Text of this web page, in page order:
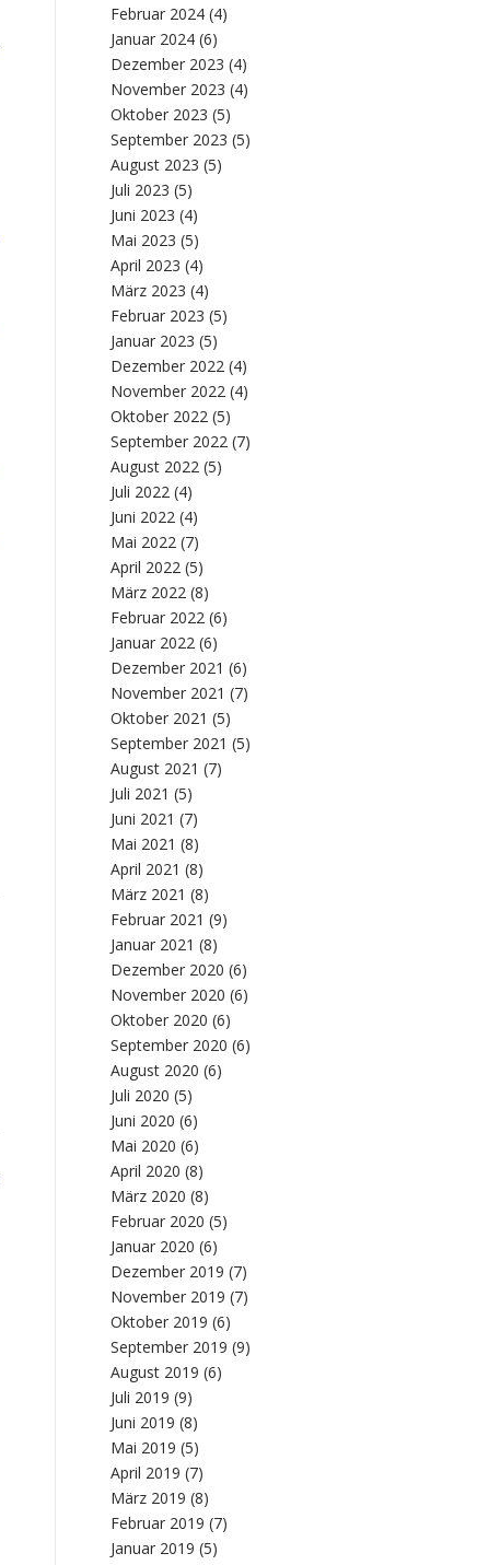
Februar 2024 (4)
Januar 2024 (6)
Dezember 2023 (4)
November 2023 (4)
Oktober 2023 (5)
September 2023 (5)
August 2023 (5)
Juli 2023 (5)
Juni 2023 (4)
Mai 2023 (5)
April 2023 (4)
März 2023 (4)
Februar 2023 (5)
Januar 2023 (5)
Dezember 2022 (4)
November 2022 (4)
Oktober 2022 (5)
September 2022 (7)
August 2022 (5)
Juli 2022 (4)
Juni 2022 (4)
Mai 2022 (7)
April 2022 (5)
März 2022 (8)
Februar 2022 (6)
Januar 2022 (6)
Dezember 2021 (6)
November 2021 (7)
Oktober 2021 (5)
September 2021 (5)
August 2021 (7)
Juli 2021 (5)
Juni 2021 (7)
Mai 2021 (8)
April 2021 (8)
März 2021 (8)
Februar 2021 (9)
Januar 2021 (8)
Dezember 2020 (6)
November 2020 (6)
Oktober 2020 (6)
September 2020 (6)
August 2020 (6)
Juli 2020 (5)
Juni 2020 (6)
Mai 2020 (6)
April 2020 (8)
März 2020 (8)
Februar 2020 (5)
Januar 2020 (6)
Dezember 2019 (7)
November 2019 (7)
Oktober 2019 (6)
September 2019 (9)
August 2019 (6)
Juli 2019 (9)
Juni 2019 (8)
Mai 2019 (5)
April 2019 (7)
März 2019 (8)
Februar 2019 (7)
Januar 2019 (5)